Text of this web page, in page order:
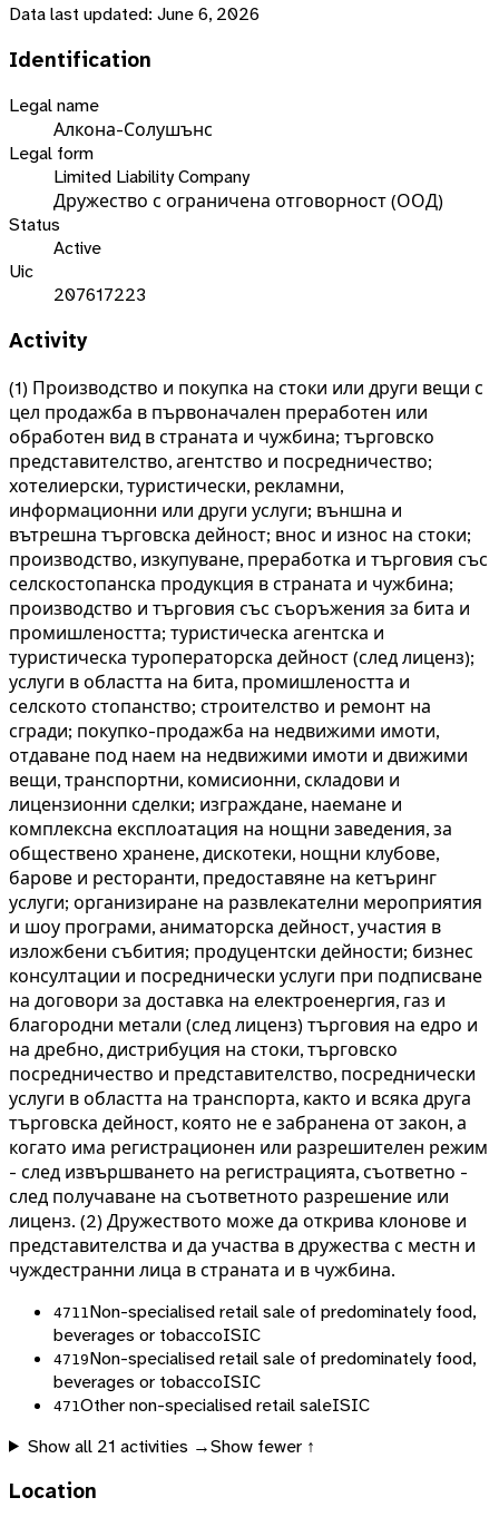
Data last updated: June 6, 2026
Identification
Legal name
Алкона-Солушънс
Legal form
Limited Liability Company
Дружество с ограничена отговорност (ООД)
Status
Active
Uic
207617223
Activity
(1) Производство и покупка на стоки или други вещи с
цел продажба в първоначален преработен или
обработен вид в страната и чужбина; търговско
представителство, агентство и посредничество;
хотелиерски, туристически, рекламни,
информационни или други услуги; външна и
вътрешна търговска дейност; внос и износ на стоки;
производство, изкупуване, преработка и търговия със
селскостопанска продукция в страната и чужбина;
производство и търговия със съоръжения за бита и
промишлеността; туристическа агентска и
туристическа туроператорска дейност (след лиценз);
услуги в областта на бита, промишлеността и
селското стопанство; строителство и ремонт на
сгради; покупко-продажба на недвижими имоти,
отдаване под наем на недвижими имоти и движими
вещи, транспортни, комисионни, складови и
лицензионни сделки; изграждане, наемане и
комплексна експлоатация на нощни заведения, за
обществено хранене, дискотеки, нощни клубове,
барове и ресторанти, предоставяне на кетъринг
услуги; организиране на развлекателни мероприятия
и шоу програми, аниматорска дейност, участия в
изложбени събития; продуцентски дейности; бизнес
консултации и посреднически услуги при подписване
на договори за доставка на електроенергия, газ и
благородни метали (след лиценз) търговия на едро и
на дребно, дистрибуция на стоки, търговско
посредничество и представителство, посреднически
услуги в областта на транспорта, както и всяка друга
търговска дейност, която не е забранена от закон, а
когато има регистрационен или разрешителен режим
- след извършването на регистрацията, съответно -
след получаване на съответното разрешение или
лиценз. (2) Дружеството може да открива клонове и
представителства и да участва в дружества с местн и
чуждестранни лица в страната и в чужбина.
4711 Non-specialised retail sale of predominately food,
beverages or tobaccoISIC
4719Non-specialised retail sale of predominately food,
beverages or tobaccoISIC
471 Other non-specialised retail saleISIC
Show all 21 activities →Show fewer ↑
Location